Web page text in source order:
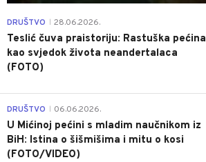
DRUŠTVO 28.06.2026.
Teslić čuva praistoriju: Rastuška pećina
kao svjedok života neandertalaca
(FOTO)
DRUŠTVO 06.06.2026.
U Mićinoj pećini s mladim naučnikom iz
BiH: Istina o šišmišima i mitu o kosi
(FOTO/VIDEO)